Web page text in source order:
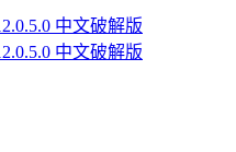
中文破解版
中文破解版